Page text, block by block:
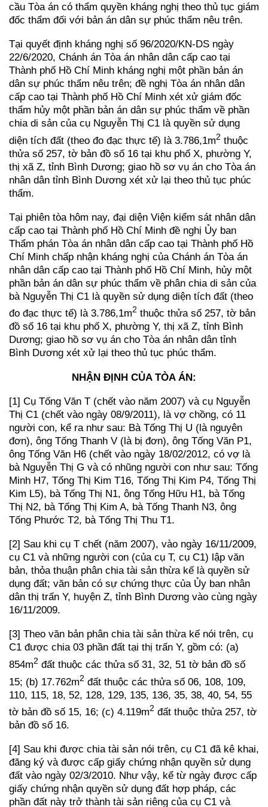
cầu Tòa án có thẩm quyền kháng nghị theo thủ tục giám
đốc thẩm đối với bản án dân sự phúc thẩm nêu trên.
Tại quyết định kháng nghị số 96/2020/KN-DS ngày
22/6/2020, Chánh án Tòa án nhân dân cấp cao tại
Thành phố Hồ Chí Minh kháng nghị một phần bản án
dân sự phúc thẩm nêu trên; đề nghị Tòa án nhân dân
cấp cao tại Thành phố Hồ Chí Minh xét xử giám đốc
thẩm hủy một phần bản án dân sự phúc thẩm về phần
chia di sản của cụ Nguyễn Thị C1 là quyền sử dụng
diện tích đất (theo đo đạc thực tế) là 3.786,1m2 thuộc
thửa số 257, tờ bản đồ số 16 tại khu phố X, phường Y,
thị xã Z, tỉnh Bình Dương; giao hồ sơ vụ án cho Tòa án
nhân dân tỉnh Bình Dương xét xử lại theo thủ tục phúc
thẩm.
Tại phiên tòa hôm nay, đại diện Viện kiểm sát nhân dân
cấp cao tại Thành phố Hồ Chí Minh đề nghị Ủy ban
Thẩm phán Tòa án nhân dân cấp cao tại Thành phố Hồ
Chí Minh chấp nhận kháng nghị của Chánh án Tòa án
nhân dân cấp cao tại Thành phố Hồ Chí Minh, hủy một
phần bản án dân sự phúc thẩm về phân chia di sản của
bà Nguyễn Thị C1 là quyền sử dụng diện tích đất (theo
đo đạc thực tế) là 3.786,1m2 thuộc thửa số 257, tờ bản
đồ số 16 tại khu phố X, phường Y, thị xã Z, tỉnh Bình
Dương; giao hồ sơ vụ án cho Tòa án nhân dân tỉnh
Bình Dương xét xử lại theo thủ tục phúc thẩm.
NHẬN ĐỊNH CỦA TÒA ÁN:
[1] Cụ Tống Văn T (chết vào năm 2007) và cụ Nguyễn
Thị C1 (chết vào ngày 08/9/2011), là vợ chồng, có 11
người con, kể ra như sau: Bà Tống Thị U (là nguyên
đơn), ông Tống Thanh V (là bị đơn), ông Tống Văn P1,
ông Tống Văn H6 (chết vào ngày 18/02/2012, có vợ là
bà Nguyễn Thị G và có nhũng người con như sau: Tống
Minh H7, Tống Thị Kim T16, Tống Thị Kim P4, Tống Thị
Kim L5), bà Tống Thị N1, ông Tống Hữu H1, bà Tống
Thị N2, bà Tống Thị Kim A, bà Tống Thanh N3, ông
Tống Phước T2, bà Tống Thị Thu T1.
[2] Sau khi cụ T chết (năm 2007), vào ngày 16/11/2009,
cụ C1 và những người con (của cụ T, cụ C1) lập văn
bản, thỏa thuận phân chia tài sản thừa kế là quyền sử
dụng đất; văn bản có sự chứng thực của Ủy ban nhân
dân thị trấn Y, huyện Z, tỉnh Bình Dương vào cùng ngày
16/11/2009.
[3] Theo văn bản phân chia tài sản thừa kế nói trên, cụ
C1 được chia 03 phần đất tại thị trấn Y, gồm có: (a)
854m2 đất thuộc các thửa số 31, 32, 51 tờ bản đồ số
15; (b) 17.762m2 đất thuộc các thửa số 06, 108, 109,
110, 115, 18, 52, 128, 129, 135, 136, 35, 38, 40, 54, 55
tờ bản đồ số 15, 16; (c) 4.119m2 đất thuộc thửa 257, tờ
bản đồ số 16.
[4] Sau khi được chia tài sản nói trên, cụ C1 đã kê khai,
đăng ký và được cấp giấy chứng nhận quyền sử dụng
đất vào ngày 02/3/2010. Như vậy, kể từ ngày được cấp
giấy chứng nhận quyền sử dụng đất hợp pháp, các
phần đất này trở thành tài sản riêng của cụ C1 và